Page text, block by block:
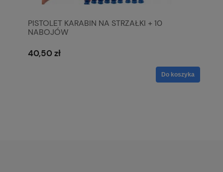
PISTOLET KARABIN NA STRZAŁKI + 10
NABOJÓW
40,50 zł
Do koszyka